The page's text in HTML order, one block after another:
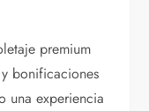
premium
bonificaciones
una experiencia